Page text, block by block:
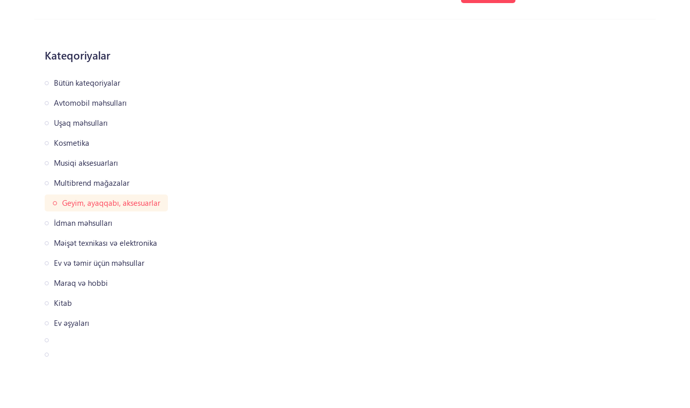
Kateqoriyalar
Bütün kateqoriyalar
Avtomobil məhsulları
Uşaq məhsulları
Kosmetika
Musiqi aksesuarları
Multibrend mağazalar
Geyim, ayaqqabı, aksesuarlar
İdman məhsulları
Məişət texnikası və elektronika
Ev və təmir üçün məhsullar
Maraq və hobbi
Kitab
Ev əşyaları